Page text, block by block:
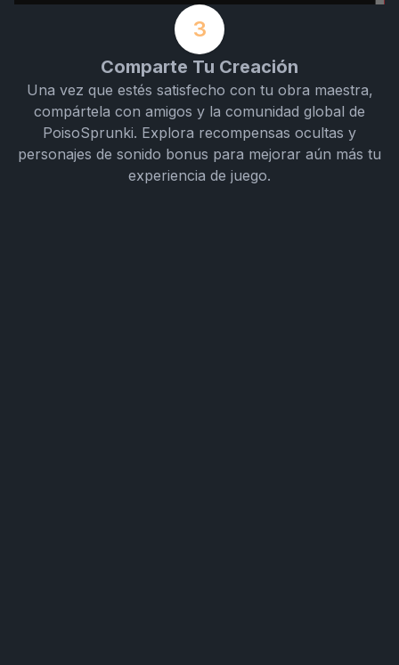
3
Comparte Tu Creación
Una vez que estés satisfecho con tu obra maestra,
compártela con amigos y la comunidad global de
PoisoSprunki. Explora recompensas ocultas y
personajes de sonido bonus para mejorar aún más tu
experiencia de juego.